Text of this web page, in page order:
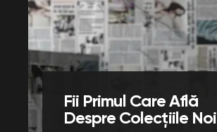
Fii Primul Care Află
Despre Colecțiile Noi